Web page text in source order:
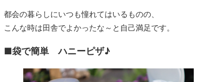
都会の暮らしにいつも憧れてはいるものの、
こんな時は田舎でよかったな～と自己満足です。
■袋で簡単 ハニーピザ♪